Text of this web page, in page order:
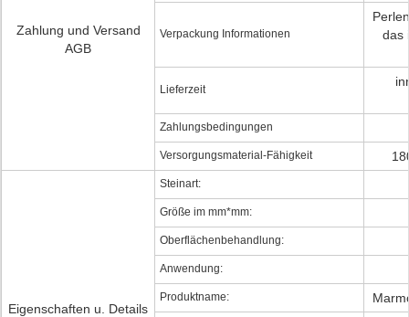
Zahlung und Versand
AGB
Verpackung Informationen
das
Lieferzeit
Zahlungsbedingungen
Versorgungsmaterial-Fähigkeit
Eigenschaften u. Details
Steinart:
Größe im mm*mm:
Oberflächenbehandlung:
Anwendung:
Produktname: